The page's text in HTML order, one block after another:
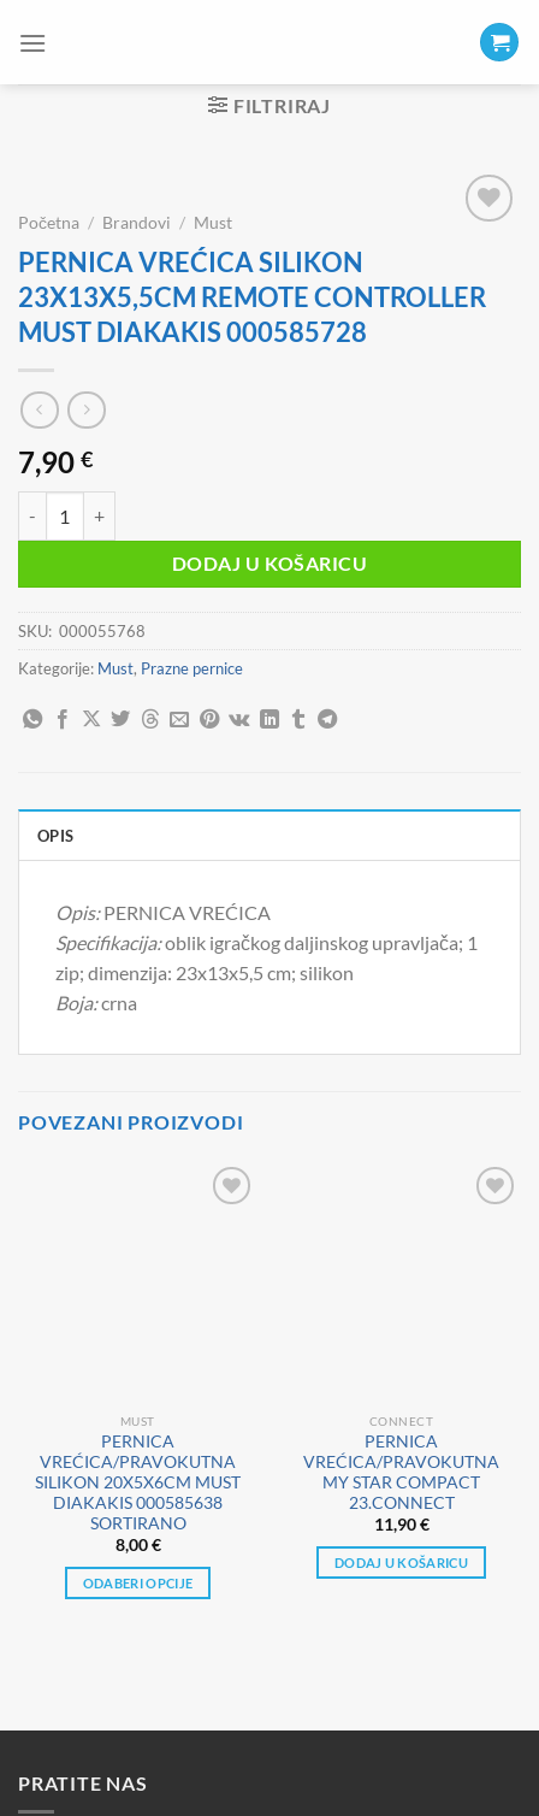
FILTRIRAJ
Početna / Brandovi / Must
PERNICA VREĆICA SILIKON
23X13X5,5CM REMOTE CONTROLLER
MUST DIAKAKIS 000585728
7,90 €
DODAJ U KOŠARICU
SKU: 000055768
Kategorije: Must, Prazne pernice
OPIS
Opis:PERNICA VREĆICA
Specifikacija:oblik igračkog daljinskog upravljača; 1
zip; dimenzija: 23x13x5,5 cm; silikon
Boja:crna
POVEZANI PROIZVODI
MUST
PERNICA
VREĆICA/PRAVOKUTNA
SILIKON 20X5X6CM MUST
DIAKAKIS 000585638
SORTIRANO
8,00€
ODABERI OPCIJE
Opcije
mogu
CONNECT
PERNICA
VREĆICA/PRAVOKUTNA
MY STAR COMPACT
23.CONNECT
11,90€
DODAJ U KOŠARICU
PRATITE NAS